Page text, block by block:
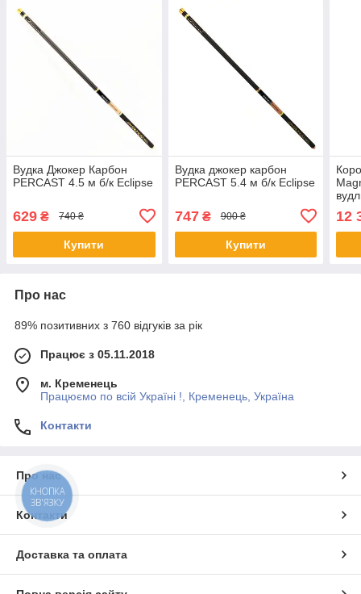
Вудка Джокер Карбон
PERCAST 4.5 м б/к Eclipse
629 ₴ 740 ₴
Купити
Вудка джокер карбон
PERCAST 5.4 м б/к Eclipse
747₴ 900 ₴
Купити
12
Про нас
89% позитивних з 760 відгуків за рік
Працює з 05.11.2018
м. Кременець
Працюємо по всій Україні !, Кременець, Україна
Контакти
Про нас
Контакти
Доставка та оплата
КНОПКА
ЗВ'ЯЗКУ